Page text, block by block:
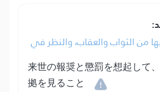
من الثواب والعقاب، والنظر في
来世の報奨と懲罰を想起して
拠を見ること